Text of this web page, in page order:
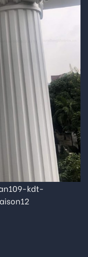
kdt-